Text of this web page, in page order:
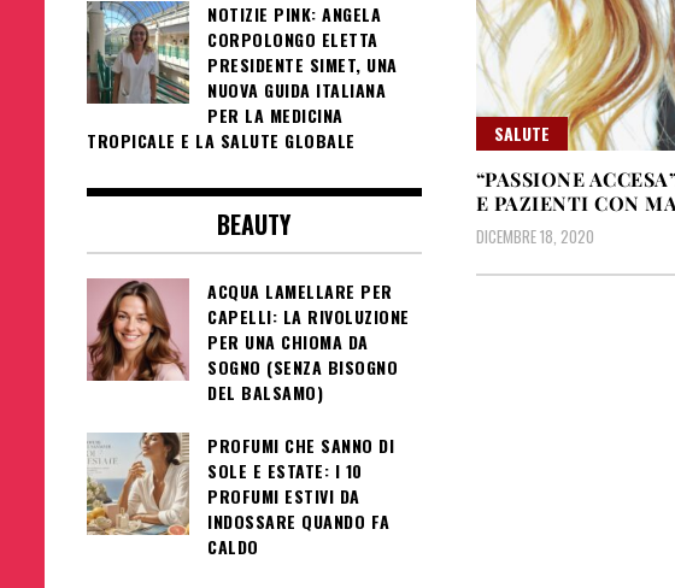
SALUTE
“PASSIONE
E PAZIENTI CON
DICEMBRE 18, 2020
NOTIZIE PINK: ANGELA
CORPOLONGO ELETTA
PRESIDENTE SIMET, UNA
NUOVA GUIDA ITALIANA
PER LA MEDICINA
TROPICALE E LA SALUTE GLOBALE
BEAUTY
ACQUA LAMELLARE PER
CAPELLI: LA RIVOLUZIONE
PER UNA CHIOMA DA
SOGNO (SENZA BISOGNO
DEL BALSAMO)
PROFUMI CHE SANNO DI
SOLE E ESTATE: I 10
PROFUMI ESTIVI DA
INDOSSARE QUANDO FA
CALDO